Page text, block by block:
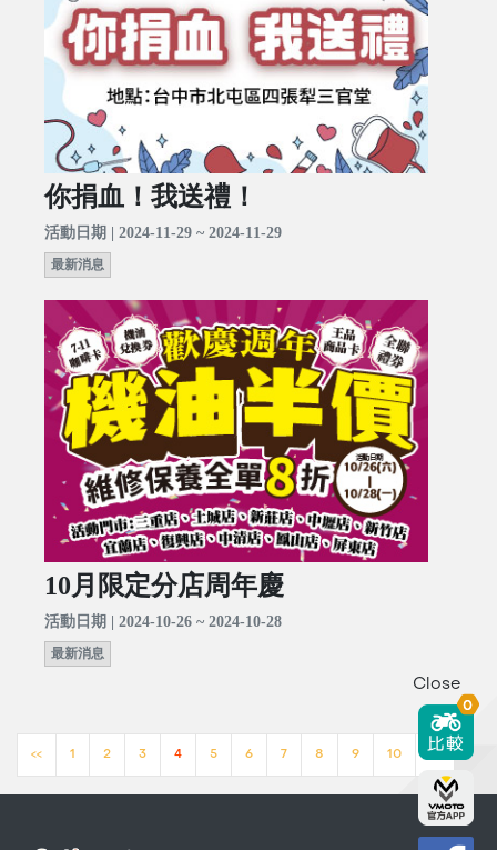
你捐血！我送禮！
活動日期 | 2024-11-29 ~ 2024-11-29
最新消息
10月限定分店周年慶
活動日期 | 2024-10-26 ~ 2024-10-28
最新消息
<< 1 2 3 4 5 6 7 8 9 10 >>
Close
0